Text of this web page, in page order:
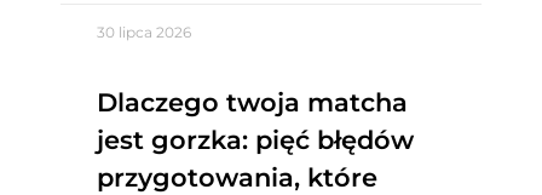
30 lipca 2026
Dlaczego twoja matcha
jest gorzka: pięć błędów
przygotowania, które